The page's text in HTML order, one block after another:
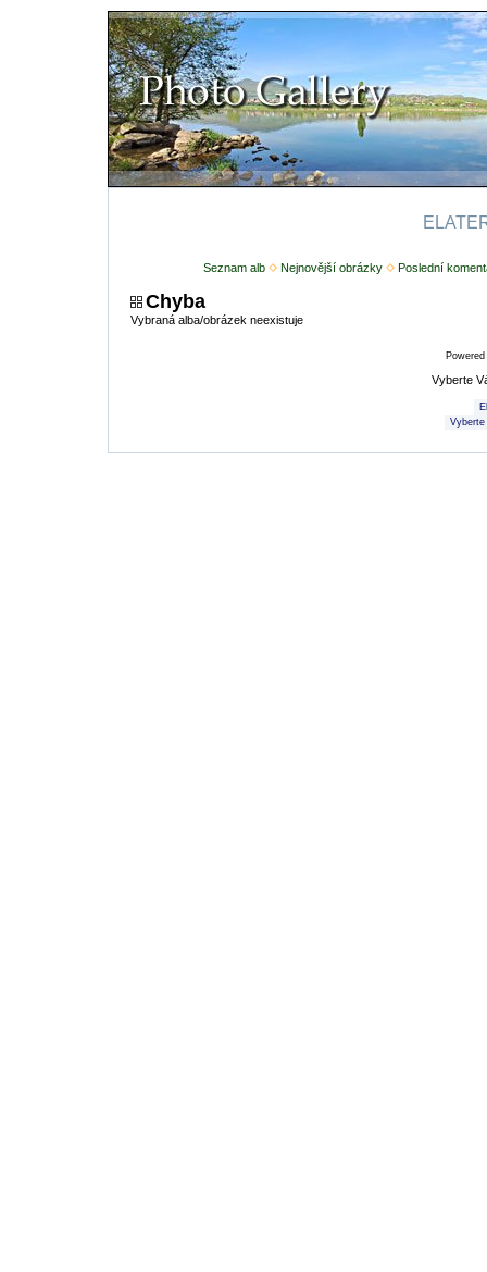
Seznam alb Nejnovější obrázky Poslední
Chyba
Vybraná alba/obrázek neexistuje
Vyberte